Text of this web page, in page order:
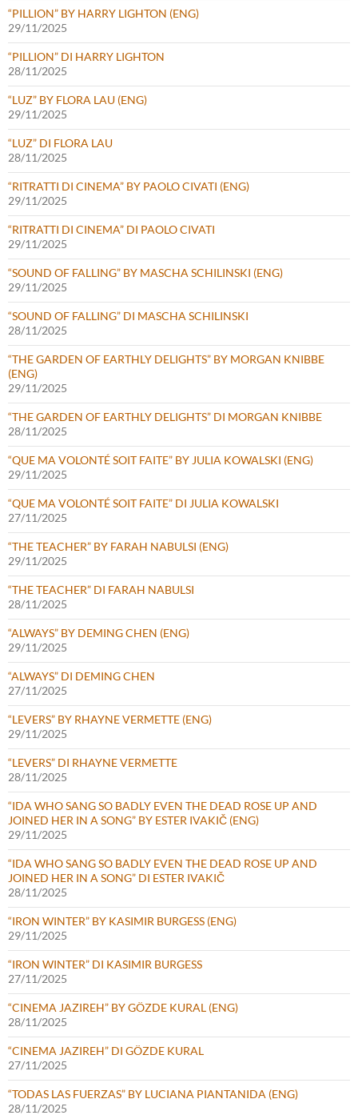
“PILLION” BY HARRY LIGHTON (ENG)
29/11/2025
“PILLION” DI HARRY LIGHTON
28/11/2025
“LUZ” BY FLORA LAU (ENG)
29/11/2025
“LUZ” DI FLORA LAU
28/11/2025
“RITRATTI DI CINEMA” BY PAOLO CIVATI (ENG)
29/11/2025
“RITRATTI DI CINEMA” DI PAOLO CIVATI
29/11/2025
“SOUND OF FALLING” BY MASCHA SCHILINSKI (ENG)
29/11/2025
“SOUND OF FALLING” DI MASCHA SCHILINSKI
28/11/2025
“THE GARDEN OF EARTHLY DELIGHTS” BY MORGAN KNIBBE
(ENG)
29/11/2025
“THE GARDEN OF EARTHLY DELIGHTS” DI MORGAN KNIBBE
28/11/2025
“QUE MA VOLONTÉ SOIT FAITE” BY JULIA KOWALSKI (ENG)
29/11/2025
“QUE MA VOLONTÉ SOIT FAITE” DI JULIA KOWALSKI
27/11/2025
“THE TEACHER” BY FARAH NABULSI (ENG)
29/11/2025
“THE TEACHER” DI FARAH NABULSI
28/11/2025
“ALWAYS” BY DEMING CHEN (ENG)
29/11/2025
“ALWAYS” DI DEMING CHEN
27/11/2025
“LEVERS” BY RHAYNE VERMETTE (ENG)
29/11/2025
“LEVERS” DI RHAYNE VERMETTE
28/11/2025
“IDA WHO SANG SO BADLY EVEN THE DEAD ROSE UP AND
JOINED HER IN A SONG” BY ESTER IVAKIČ (ENG)
29/11/2025
“IDA WHO SANG SO BADLY EVEN THE DEAD ROSE UP AND
JOINED HER IN A SONG” DI ESTER IVAKIČ
28/11/2025
“IRON WINTER” BY KASIMIR BURGESS (ENG)
29/11/2025
“IRON WINTER” DI KASIMIR BURGESS
27/11/2025
“CINEMA JAZIREH” BY GÖZDE KURAL (ENG)
28/11/2025
“CINEMA JAZIREH” DI GÖZDE KURAL
27/11/2025
“TODAS LAS FUERZAS” BY LUCIANA PIANTANIDA (ENG)
28/11/2025